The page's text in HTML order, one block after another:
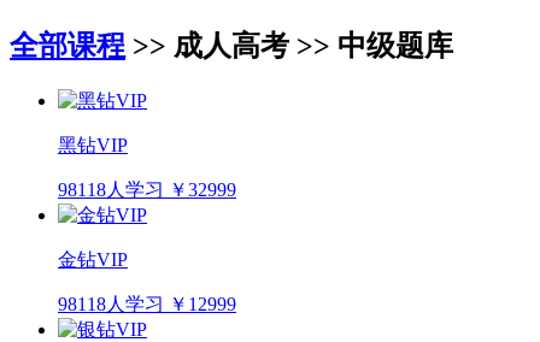
全部课程 >> 成人高考 >> 中级题库
黑钻VIP
98118人学习 ￥32999
金钻VIP
98118人学习 ￥12999